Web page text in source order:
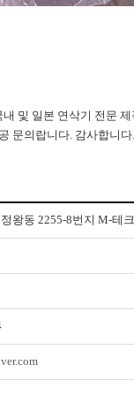
및 일본 연삭기 전문 제
문의랍니다. 감사합니다.
왕동 2255-8번지 M-테크